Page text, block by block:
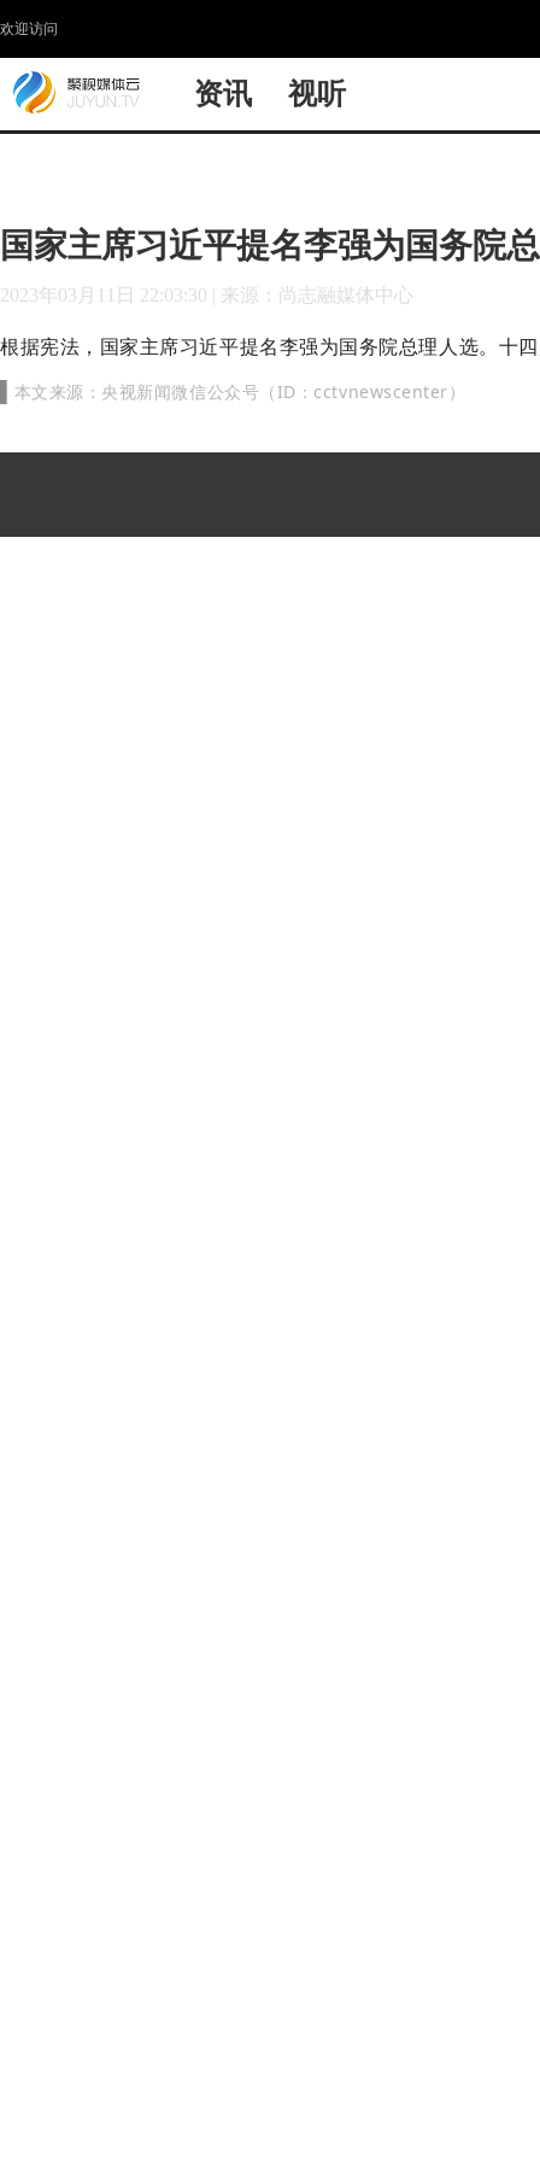
欢迎访问
资讯 视听
国家主席习近平提名李强为国务院
2023年03月11日 22:03:30 | 来源：尚志融媒体中心
根据宪法，国家主席习近平提名李强为国务院总理人选。十
本文来源： 央视新闻微信公众号（ID：cctvnewscenter）